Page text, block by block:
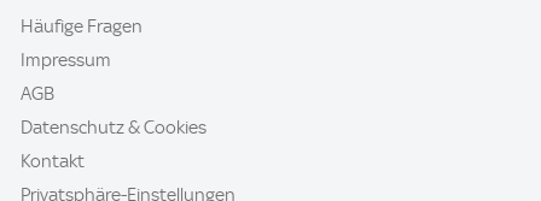
Häufige Fragen
Impressum
AGB
Datenschutz & Cookies
Kontakt
Privatsphäre-Einstellungen